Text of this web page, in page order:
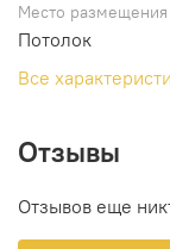
Место размещения
Потолок
Все
Отзывы
Отзывов еще